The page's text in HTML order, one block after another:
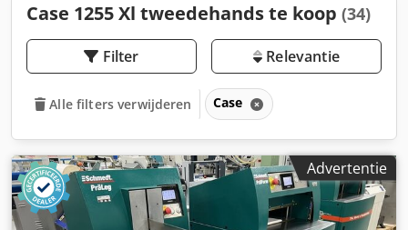
Case 1255 Xl tweedehands te koop (34)
Filter Relevantie
Alle filters verwijderen Case
Advertentie